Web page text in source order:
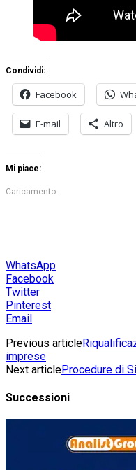
Condividi:
Facebook
E-mail Altro
Mi piace:
Caricamento...
WhatsApp
Facebook
Twitter
Pinterest
Email
Previous article
imprese
Next articleProcedure di
Successioni